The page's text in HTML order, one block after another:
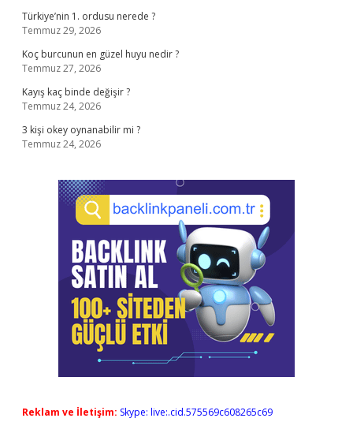
Türkiye’nin 1. ordusu nerede ?
Temmuz 29, 2026
Koç burcunun en güzel huyu nedir ?
Temmuz 27, 2026
Kayış kaç binde değişir ?
Temmuz 24, 2026
3 kişi okey oynanabilir mi ?
Temmuz 24, 2026
Reklam ve İletişim: Skype: live:.cid.575569c608265c69